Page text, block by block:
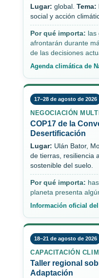
Lugar: global. Tema:
social y acción
Por qué importa:
afrontarán durante
de las decisiones
Agenda climática de
17–28 de agosto de 2026
NEGOCIACIÓN
COP17 de la
Desertificación
Lugar: Ulán Bator,
de tierras, resiliencia
sostenible del suelo.
Por qué importa:
planeta presenta
Información oficial
18–21 de agosto de 2026
CAPACITACIÓN
Taller regional
Adaptación